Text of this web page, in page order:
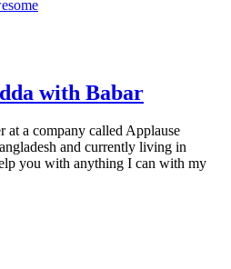
with Babar
at a company called Applause
and currently living in
you with anything I can with my